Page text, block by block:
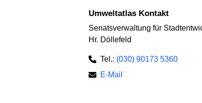
Umweltatlas Kontakt
Senatsverwaltung für
Hr. Döllefeld
Tel.: (030) 90173 5360
E-Mail